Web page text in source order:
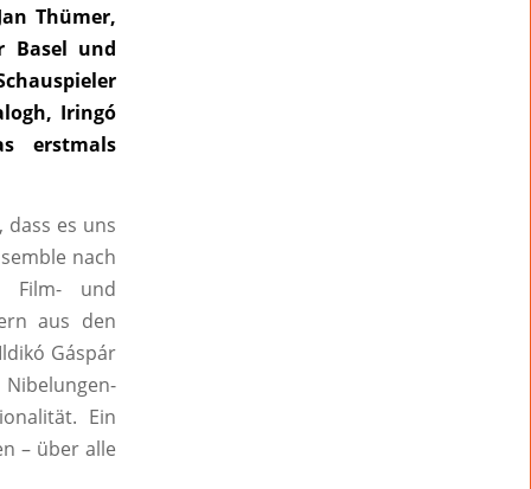
Thümer,
Basel und
Iringó
erstmals
es uns
nach
Film- und
aus den
Gáspár
Ein
– über alle